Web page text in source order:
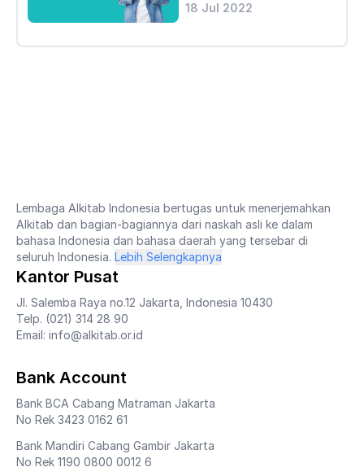
18 Jul 2022
Lembaga Alkitab Indonesia bertugas untuk menerjemahkan
Alkitab dan bagian-bagiannya dari naskah asli ke dalam
bahasa Indonesia dan bahasa daerah yang tersebar di
seluruh Indonesia. Lebih Selengkapnya
Kantor Pusat
Jl. Salemba Raya no.12 Jakarta, Indonesia 10430
Telp. (021) 314 28 90
Email: info@alkitab.or.id
Bank Account
Bank BCA Cabang Matraman Jakarta
No Rek 3423 0162 61
Bank Mandiri Cabang Gambir Jakarta
No Rek 1190 0800 0012 6